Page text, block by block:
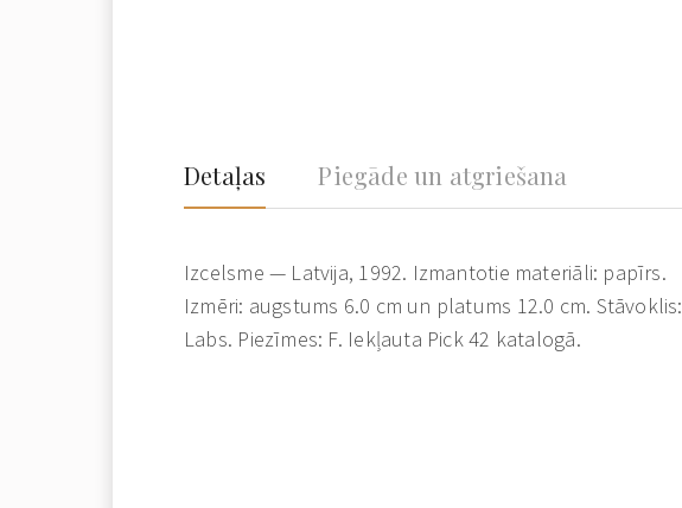
Detaļas Piegāde un atgriešana
Izcelsme — Latvija, 1992. Izmantotie materiāli: papīrs.
Izmēri: augstums 6.0 cm un platums 12.0 cm. Stāvoklis:
Labs. Piezīmes: F. Iekļauta Pick 42 katalogā.